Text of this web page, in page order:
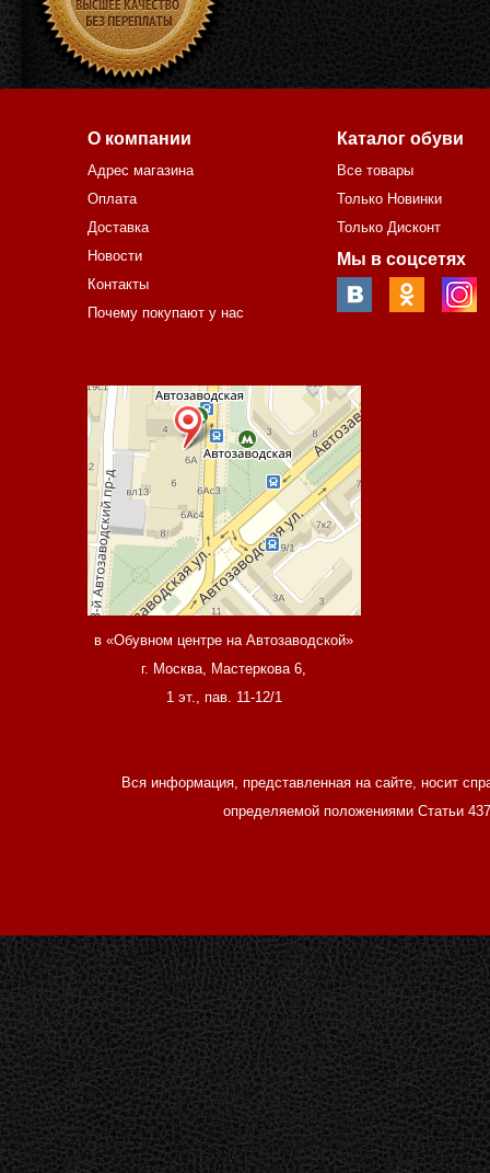
О компании
Адрес магазина
Оплата
Доставка
Новости
Контакты
Почему покупают у нас
Каталог обуви
Все товары
Только Новинки
Только Дисконт
Мы в соцсетях
в «Обувном центре на Автозаводской»
г. Москва, Мастеркова 6,
1 эт., пав. 11-12/1
Вся информация, представленная на сайте, носит
определяемой положениями Статьи